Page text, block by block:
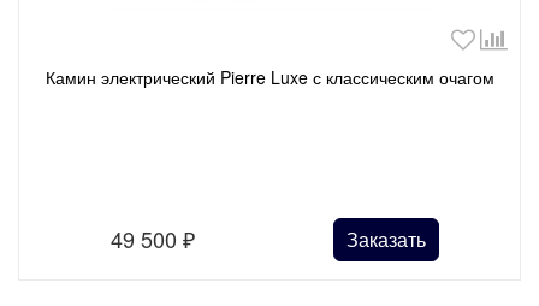
Камин электрический Pierre Luxe с классическим очагом
49 500₽ Заказать